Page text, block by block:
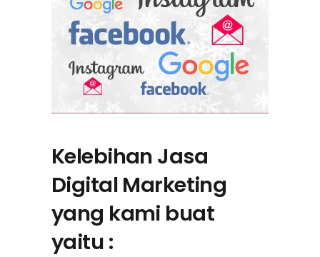
Kelebihan Jasa
Digital Marketing
yang kami buat
yaitu :